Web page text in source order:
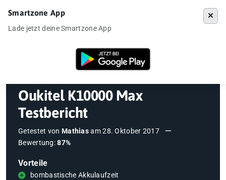
Testberichte Oukitel K10000 Max Testbericht
Oukitel K10000 Max
Testbericht
Getestet von Mathiasam28. Oktober 2017
Bewertung:87%
Vorteile
bombastische Akkulaufzeit
Smartzone App
Lade jetzt deine Smartzone App